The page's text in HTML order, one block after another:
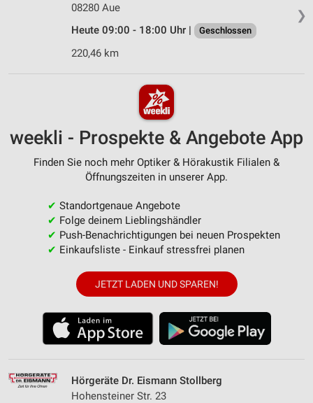
❯
08280 Aue
Heute 09:00 - 18:00 Uhr |
Geschlossen
220,46 km
weekli - Prospekte & Angebote App
Finden Sie noch mehr Optiker & Hörakustik Filialen &
Öffnungszeiten in unserer App.
✔ Standortgenaue Angebote
✔ Folge deinem Lieblingshändler
✔ Push-Benachrichtigungen bei neuen Prospekten
✔ Einkaufsliste - Einkauf stressfrei planen
JETZT LADEN UND SPAREN!
Hörgeräte Dr. Eismann Stollberg
Hohensteiner Str. 23